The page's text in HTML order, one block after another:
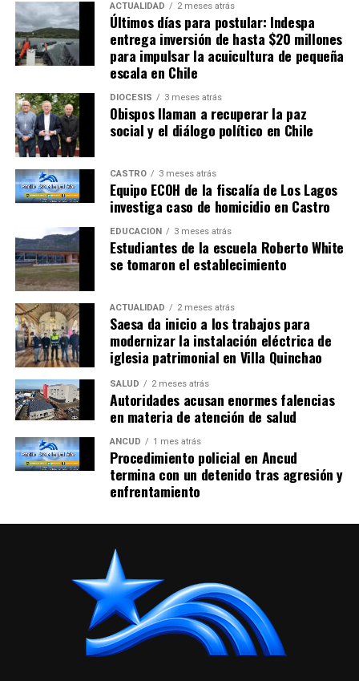
ACTUALIDAD 2 meses atrás
Últimos días para postular: Indespa
entrega inversión de hasta $20 millones
para impulsar la acuicultura de pequeña
escala en Chile
DIÓCESIS 3 meses atrás
Obispos llaman a recuperar la paz
social y el diálogo político en Chile
CASTRO 3 meses atrás
Equipo ECOH de la fiscalía de Los Lagos
investiga caso de homicidio en Castro
EDUCACIÓN 3 meses atrás
Estudiantes de la escuela Roberto White
se tomaron el establecimiento
ACTUALIDAD 2 meses atrás
Saesa da inicio a los trabajos para
modernizar la instalación eléctrica de
iglesia patrimonial en Villa Quinchao
SALUD 2 meses atrás
Autoridades acusan enormes falencias
en materia de atención de salud
ANCUD 1 mes atrás
Procedimiento policial en Ancud
termina con un detenido tras agresión y
enfrentamiento